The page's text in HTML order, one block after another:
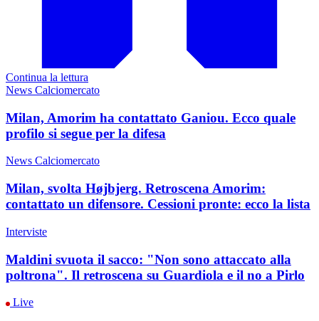
Continua la lettura
News Calciomercato
Milan, Amorim ha contattato Ganiou. Ecco quale
profilo si segue per la difesa
News Calciomercato
Milan, svolta Højbjerg. Retroscena Amorim:
contattato un difensore. Cessioni pronte: ecco la lista
Interviste
Maldini svuota il sacco: "Non sono attaccato alla
poltrona". Il retroscena su Guardiola e il no a Pirlo
Live